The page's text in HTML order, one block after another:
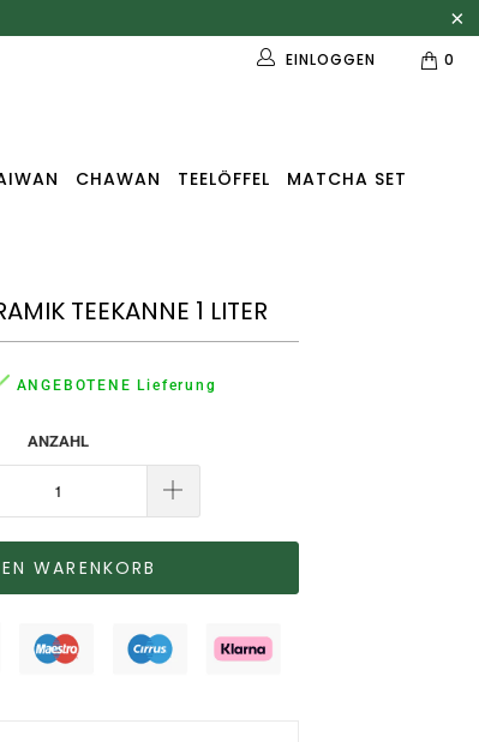
0
EINLOGGEN
CHAWAN TEELÖFFEL MATCHA SET
TEEKANNE 1 LITER
ANGEBOTENE Lieferung
ANZAHL
WARENKORB